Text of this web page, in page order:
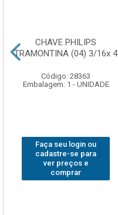
CHAVE PHILIPS
TRAMONTINA (04) 3/16x 4
Código: 28363
Embalagem: 1 - UNIDADE
Faça seu login ou
cadastre-se para
ver preços e
comprar